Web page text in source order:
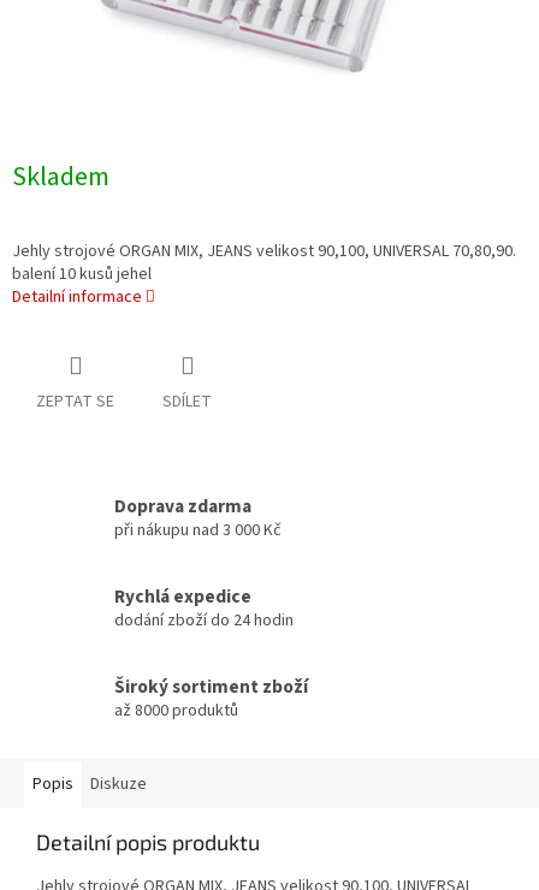
Skladem
Jehly strojové ORGAN MIX, JEANS velikost 90,100, UNIVERSAL 70,80,90.
balení 10 kusů jehel
Detailní informace
ZEPTAT SE SDÍLET
Doprava zdarma
při nákupu nad 3 000 Kč
Rychlá expedice
dodání zboží do 24 hodin
Široký sortiment zboží
až 8000 produktů
Popis Diskuze
Detailní popis produktu